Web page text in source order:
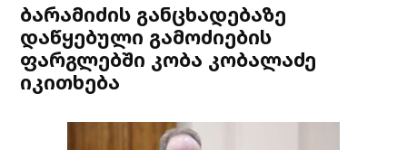
ბარამიძის განცხადებაზე
დაწყებული გამოძიების
ფარგლებში კობა კობალაძე
იკითხება